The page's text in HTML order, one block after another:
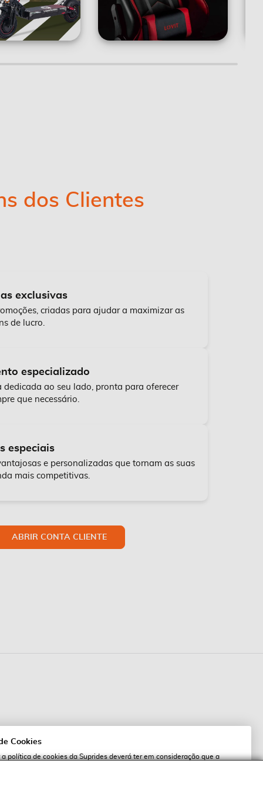
dos Clientes
exclusivas
criadas para ajudar a maximizar as
de lucro.
especializado
dedicada ao seu lado, pronta para oferecer
que necessário.
especiais
e personalizadas que tornam as suas
mais competitivas.
ABRIR CONTA CLIENTE
Cookies
política de cookies da Suprides deverá ter em consideração que a